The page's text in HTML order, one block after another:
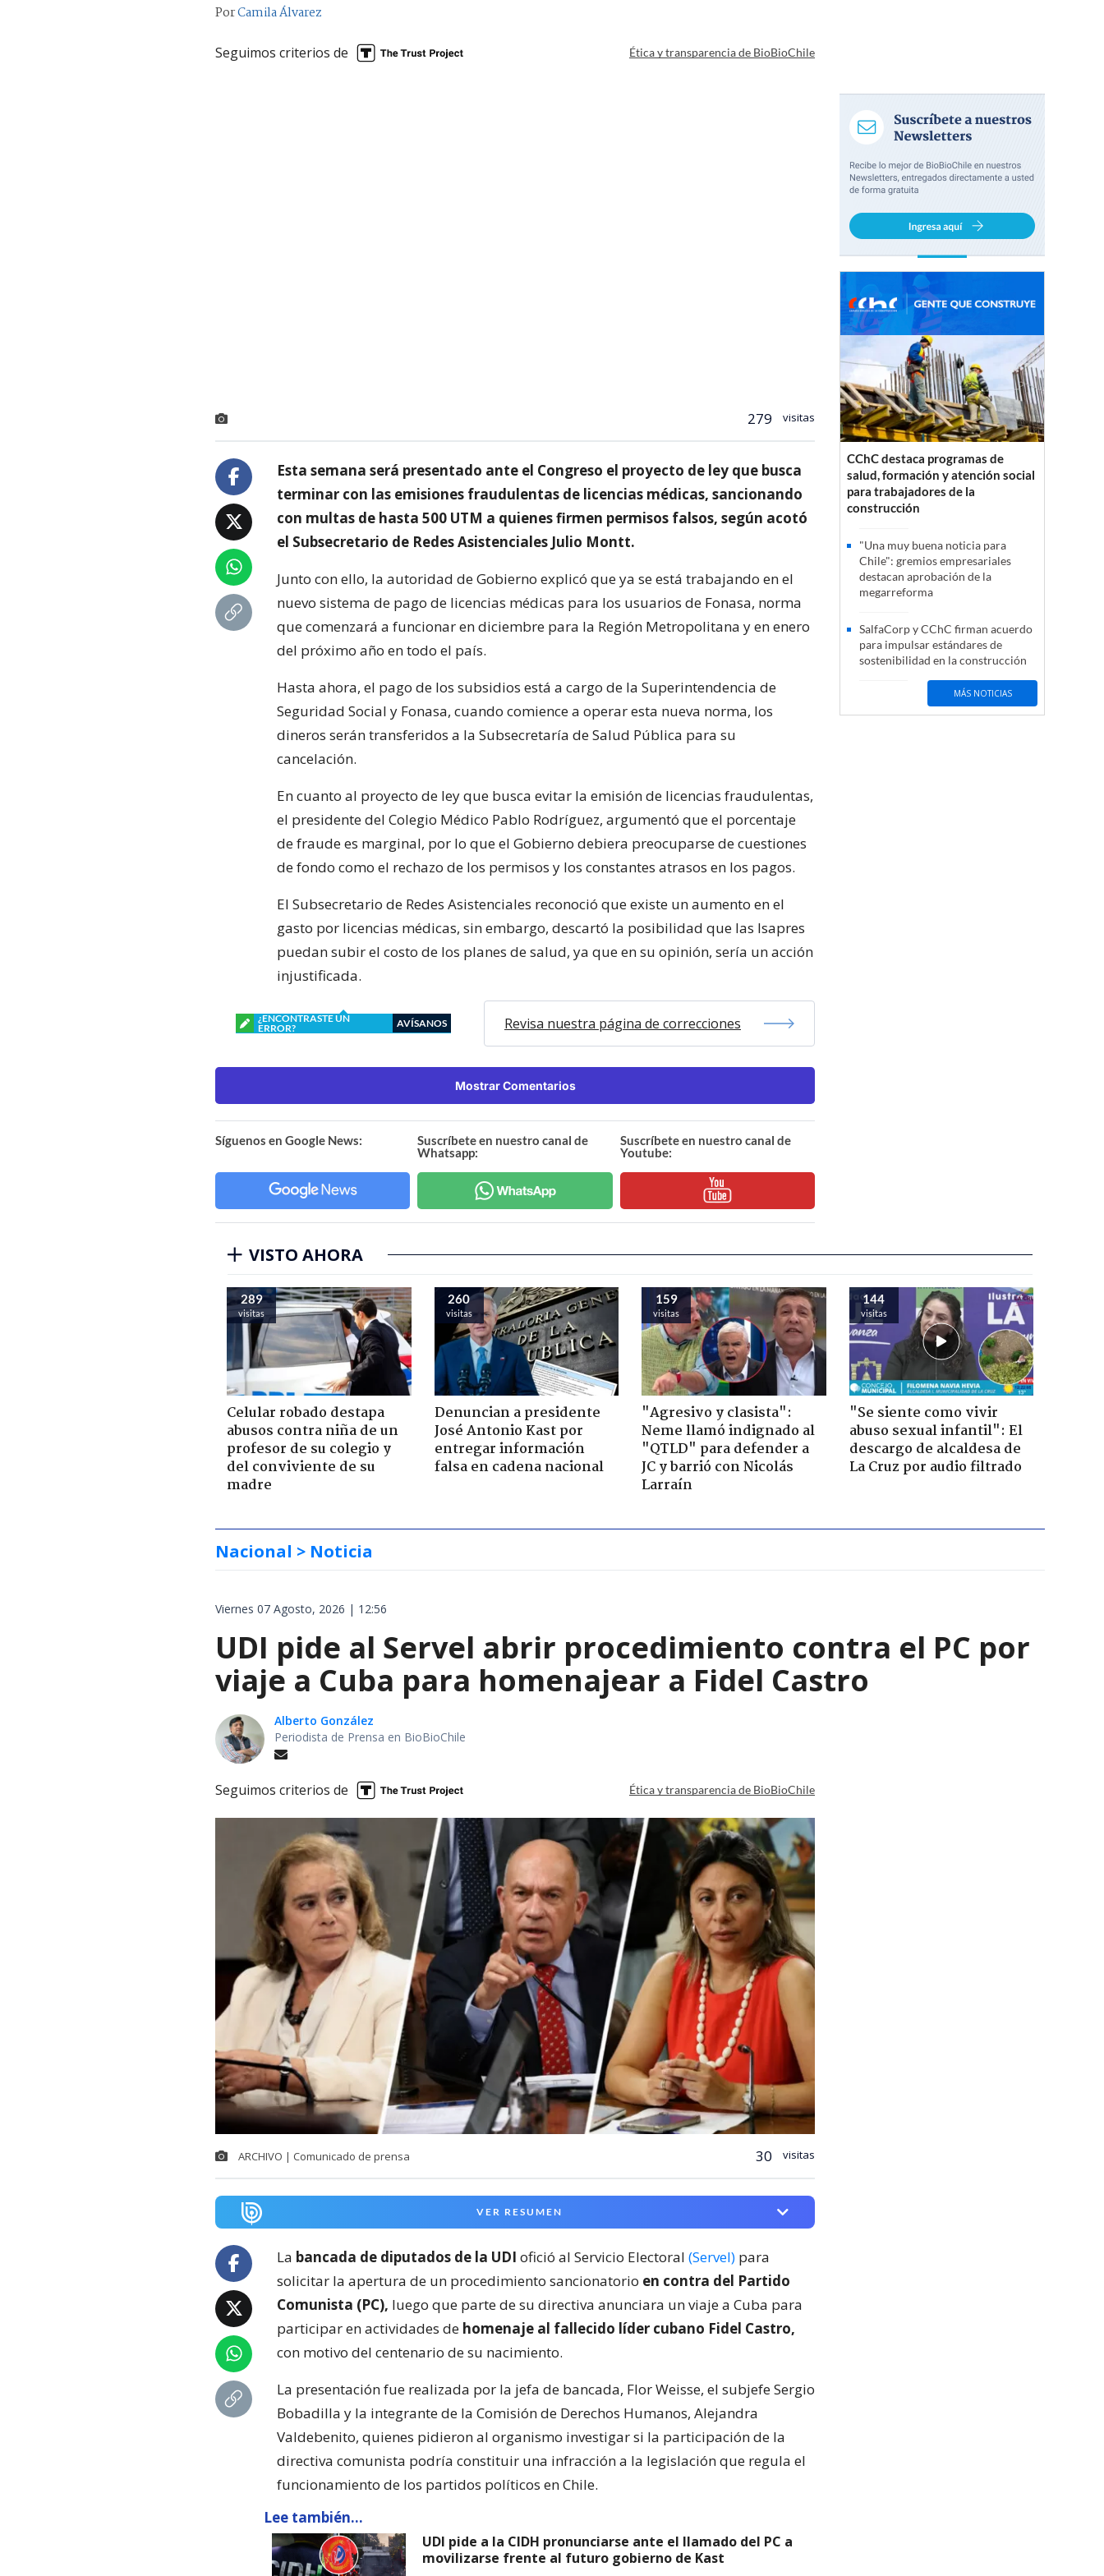
PorCamila Álvarez
Seguimos criterios de Ética y transparencia de BioBioChile
279 visitas
Esta semana será presentado ante el Congreso el proyecto de ley que busca
terminar con las emisiones fraudulentas de licencias médicas, sancionando
con multas de hasta 500 UTM a quienes firmen permisos falsos, según acotó
el Subsecretario de Redes Asistenciales Julio Montt.
Junto con ello, la autoridad de Gobierno explicó que ya se está trabajando en el
nuevo sistema de pago de licencias médicas para los usuarios de Fonasa, norma
que comenzará a funcionar en diciembre para la Región Metropolitana y en enero
del próximo año en todo el país.
Hasta ahora, el pago de los subsidios está a cargo de la Superintendencia de
Seguridad Social y Fonasa, cuando comience a operar esta nueva norma, los
dineros serán transferidos a la Subsecretaría de Salud Pública para su
cancelación.
En cuanto al proyecto de ley que busca evitar la emisión de licencias fraudulentas,
el presidente del Colegio Médico Pablo Rodríguez, argumentó que el porcentaje
de fraude es marginal, por lo que el Gobierno debiera preocuparse de cuestiones
de fondo como el rechazo de los permisos y los constantes atrasos en los pagos.
El Subsecretario de Redes Asistenciales reconoció que existe un aumento en el
gasto por licencias médicas, sin embargo, descartó la posibilidad que las Isapres
puedan subir el costo de los planes de salud, ya que en su opinión, sería un acción
injustificada.
¿ENCONTRASTE UN
ERROR?
AVÍSANOS Revisa nuestra página de correcciones
Mostrar Comentarios
Síguenos en Google News:
Suscríbete en nuestro canal de
Whatsapp:
Suscríbete en nuestro canal de
Youtube:
CChC destaca programas de
salud, formación y atención social
para trabajadores de la
construcción
"Una muy buena noticia para
Chile": gremios empresariales
destacan aprobación de la
megarreforma
SalfaCorp y CChC firman acuerdo
para impulsar estándares de
sostenibilidad en la construcción
MÁS NOTICIAS
VISTO AHORA
289
visitas
Celular robado destapa
abusos contra niña de un
profesor de su colegio y
del conviviente de su
madre
260
visitas
Denuncian a presidente
José Antonio Kast por
entregar información
falsa en cadena nacional
159
visitas
"Agresivo y clasista":
Neme llamó indignado al
"QTLD" para defender a
JC y barrió con Nicolás
Larraín
144
visitas
"Se siente como vivir
abuso sexual infantil": El
descargo de alcaldesa de
La Cruz por audio filtrado
Nacional > Noticia
Viernes 07 Agosto, 2026 | 12:56
UDI pide al Servel abrir procedimiento contra el PC por
viaje a Cuba para homenajear a Fidel Castro
Alberto González
Periodista de Prensa en BioBioChile
Seguimos criterios de Ética y transparencia de BioBioChile
ARCHIVO | Comunicado de prensa 30 visitas
VER RESUMEN
La bancada de diputados de la UDI ofició al Servicio Electoral (Servel) para
solicitar la apertura de un procedimiento sancionatorio en contra del Partido
Comunista (PC), luego que parte de su directiva anunciara un viaje a Cuba para
participar en actividades de homenaje al fallecido líder cubano Fidel Castro,
con motivo del centenario de su nacimiento.
La presentación fue realizada por la jefa de bancada, Flor Weisse, el subjefe Sergio
Bobadilla y la integrante de la Comisión de Derechos Humanos, Alejandra
Valdebenito, quienes pidieron al organismo investigar si la participación de la
directiva comunista podría constituir una infracción a la legislación que regula el
funcionamiento de los partidos políticos en Chile.
Lee también...
UDI pide a la CIDH pronunciarse ante el llamado del PC a
movilizarse frente al futuro gobierno de Kast